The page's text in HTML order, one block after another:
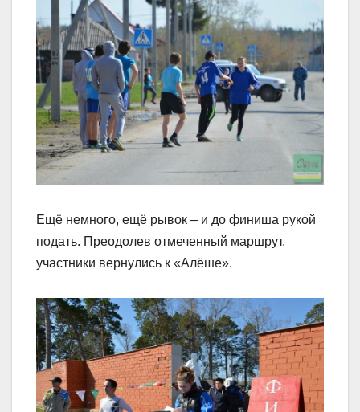
Ещё немного, ещё рывок – и до финиша рукой
подать. Преодолев отмеченный маршрут,
участники вернулись к «Алёше».